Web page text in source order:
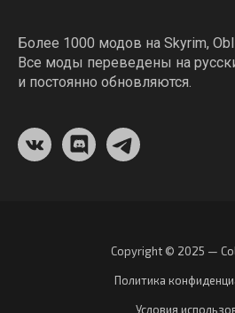
Более 1000 модов на Skyrim,
Все моды переведены на
и постоянно обновляются.
Copyright © 2025 —
Политика
Условия